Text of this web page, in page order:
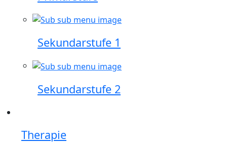
Sekundarstufe 1
Sekundarstufe 2
Therapie